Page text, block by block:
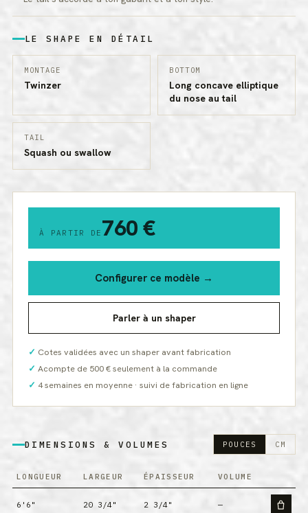
LE SHAPE EN DÉTAIL
MONTAGE
Twinzer
BOTTOM
Long concave elliptique
du nose au tail
TAIL
Squash ou swallow
À PARTIR DE 760 €
Configurer ce modèle →
Parler à un shaper
Cotes validées avec un shaper avant fabrication
Acompte de 500 € seulement à la commande
4 semaines en moyenne · suivi de fabrication en ligne
DIMENSIONS & VOLUMES POUCES CM
LONGUEUR LARGEUR ÉPAISSEUR VOLUME
6'6" 20 3/4" 2 3/4" —